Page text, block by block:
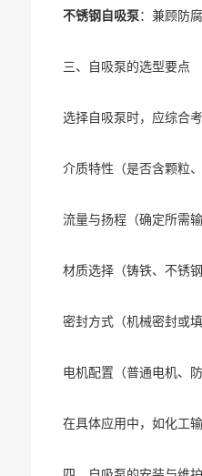
不锈钢自吸泵：兼顾防
三、自吸泵的选型要点
选择自吸泵时，应综合
介质特性（是否含颗粒
流量与扬程（确定所需
材质选择（铸铁、不锈
密封方式（机械密封或
电机配置（普通电机、
在具体应用中，如化工